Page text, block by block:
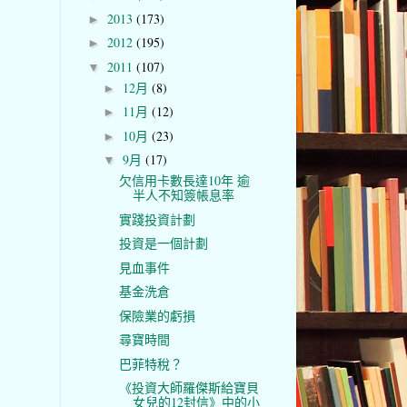
► 2013 (173)
► 2012 (195)
▼ 2011 (107)
► 12月 (8)
► 11月 (12)
► 10月 (23)
▼ 9月 (17)
欠信用卡數長達10年 逾
半人不知簽帳息率
實踐投資計劃
投資是一個計劃
見血事件
基金洗倉
保險業的虧損
尋寶時間
巴菲特稅？
《投資大師羅傑斯給寶貝
女兒的12封信》中的小